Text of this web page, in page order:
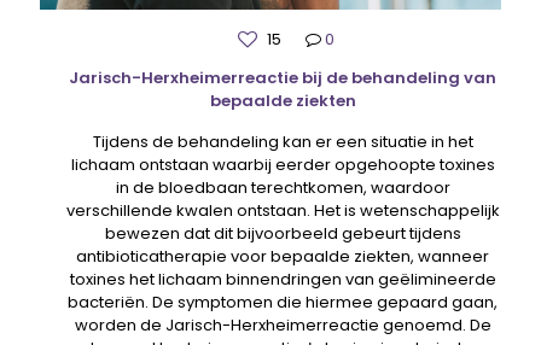
15
0
Jarisch-Herxheimerreactie bij de behandeling van
bepaalde ziekten
Tijdens de behandeling kan er een situatie in het
lichaam ontstaan ​​waarbij eerder opgehoopte toxines
in de bloedbaan terechtkomen, waardoor
verschillende kwalen ontstaan. Het is wetenschappelijk
bewezen dat dit bijvoorbeeld gebeurt tijdens
antibioticatherapie voor bepaalde ziekten, wanneer
toxines het lichaam binnendringen van geëlimineerde
bacteriën. De symptomen die hiermee gepaard gaan,
worden de Jarisch-Herxheimerreactie genoemd. De